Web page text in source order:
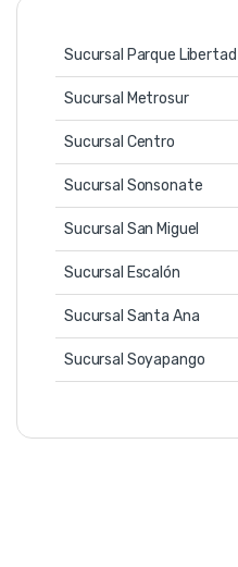
Sucursal Parque Libertad
Sucursal Metrosur
Sucursal Centro
Sucursal Sonsonate
Sucursal San Miguel
Sucursal Escalón
Sucursal Santa Ana
Sucursal Soyapango